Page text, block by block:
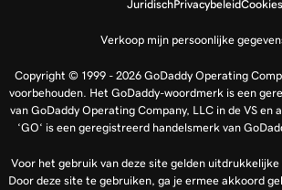
JuridischPrivacybeleidCookies
Verkoop mijn persoonlijke
Copyright © 1999 - 2026 GoDaddy Operating
voorbehouden. Het GoDaddy-woordmerk is een
van GoDaddy Operating Company, LLC in de VS en
‘GO‘ is een geregistreerd handelsmerk van
Voor het gebruik van deze site gelden
Door deze site te gebruiken, ga je ermee akkoord